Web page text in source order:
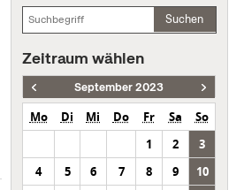
Suchen
Zeitraum wählen
September 2023
Mo Di Mi Do Fr Sa
So
1
2
3
4
5 6 7 8 9
10